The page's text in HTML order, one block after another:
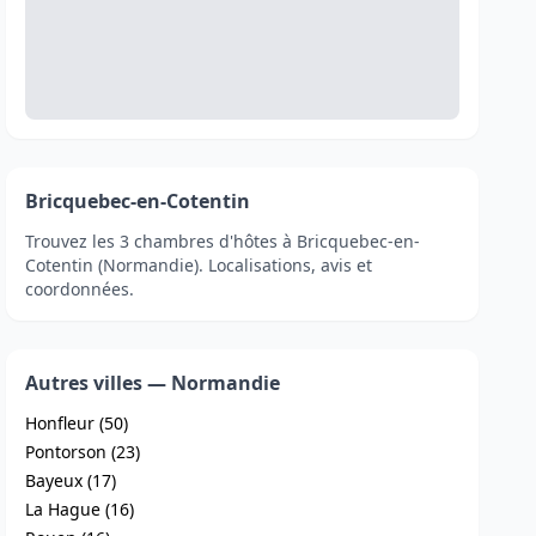
Bricquebec-en-Cotentin
Trouvez les 3 chambres d'hôtes à Bricquebec-en-
Cotentin (Normandie). Localisations, avis et
coordonnées.
Autres villes — Normandie
Honfleur (50)
Pontorson (23)
Bayeux (17)
La Hague (16)